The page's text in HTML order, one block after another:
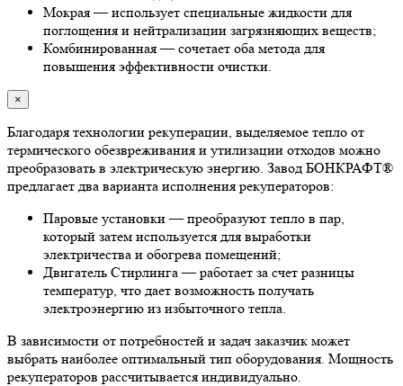
Мокрая — использует специальные жидкости для
поглощения и нейтрализации загрязняющих веществ;
Комбинированная — сочетает оба метода для
повышения эффективности очистки.
×
Благодаря технологии рекуперации, выделяемое тепло от
термического обезвреживания и утилизации отходов можно
преобразовать в электрическую энергию. Завод БОНКРАФТ®
предлагает два варианта исполнения рекуператоров:
Паровые установки — преобразуют тепло в пар,
который затем используется для выработки
электричества и обогрева помещений;
Двигатель Стирлинга — работает за счет разницы
температур, что дает возможность получать
электроэнергию из избыточного тепла.
В зависимости от потребностей и задач заказчик может
выбрать наиболее оптимальный тип оборудования. Мощность
рекуператоров рассчитывается индивидуально.